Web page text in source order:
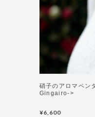
硝子のアロマペン
Gingairo->
¥6,600